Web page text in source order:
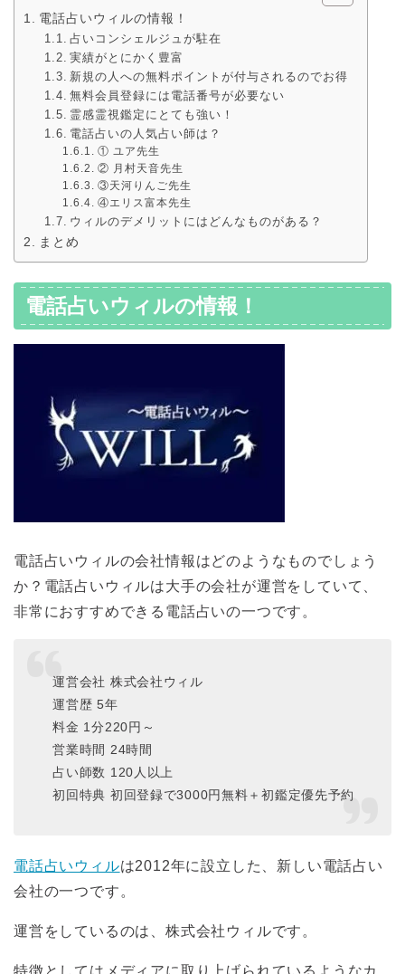
電話占いウィルの情報！
占いコンシェルジュが駐在
実績がとにかく豊富
新規の人への無料ポイントが付与されるのでお得
無料会員登録には電話番号が必要ない
霊感霊視鑑定にとても強い！
電話占いの人気占い師は？
① ユア先生
② 月村天音先生
③天河りんご先生
④エリス富本先生
ウィルのデメリットにはどんなものがある？
まとめ
電話占いウィルの情報！
電話占いウィルの会社情報はどのようなものでしょう
か？電話占いウィルは大手の会社が運営をしていて、
非常におすすめできる電話占いの一つです。
運営会社 株式会社ウィル
運営歴 5年
料金 1分220円～
営業時間 24時間
占い師数 120人以上
初回特典 初回登録で3000円無料＋初鑑定優先予約
電話占いウィルは2012年に設立した、新しい電話占い
会社の一つです。
運営をしているのは、株式会社ウィルです。